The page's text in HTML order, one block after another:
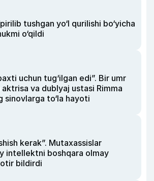
tushgan yo‘l qurilishi bo‘yicha
o‘qildi
uchun tug‘ilgan edi”. Bir umr
va dublyaj ustasi Rimma
sinovlarga to‘la hayoti
kerak”. Mutaxassislar
intellektni boshqara olmay
bildirdi